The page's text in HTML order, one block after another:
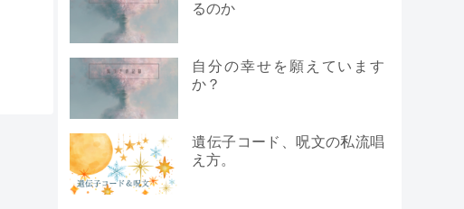
るのか
自分の幸せを願えています
か？
遺伝子コード、呪文の私流唱
え方。